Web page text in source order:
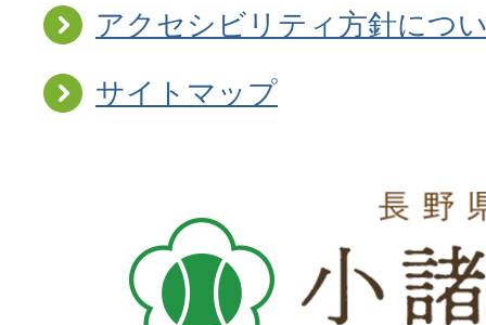
アクセシビリティ方針につ
サイトマップ